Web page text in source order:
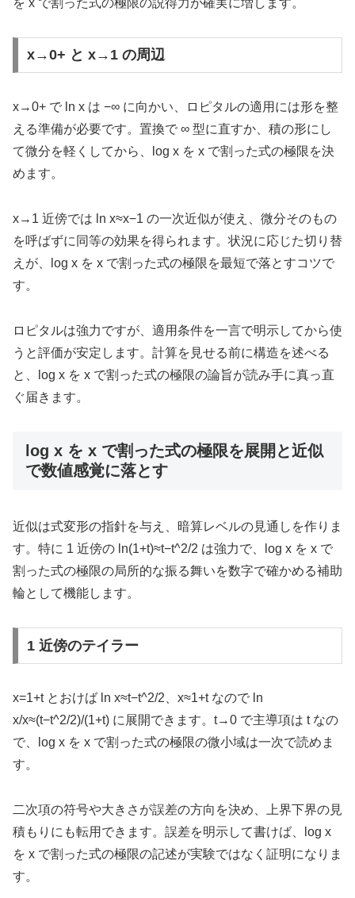
x→0+ と x→1 の周辺
x→0+ で ln x は −∞ に向かい、ロピタルの適用には形を整
える準備が必要です。置換で ∞ 型に直すか、積の形にし
て微分を軽くしてから、log x を x で割った式の極限を決
めます。
x→1 近傍では ln x≈x−1 の一次近似が使え、微分そのもの
を呼ばずに同等の効果を得られます。状況に応じた切り替
えが、log x を x で割った式の極限を最短で落とすコツで
す。
ロピタルは強力ですが、適用条件を一言で明示してから使
うと評価が安定します。計算を見せる前に構造を述べる
と、log x を x で割った式の極限の論旨が読み手に真っ直
ぐ届きます。
log x を x で割った式の極限を展開と近似
で数値感覚に落とす
近似は式変形の指針を与え、暗算レベルの見通しを作りま
す。特に 1 近傍の ln(1+t)≈t−t^2/2 は強力で、log x を x で
割った式の極限の局所的な振る舞いを数字で確かめる補助
輪として機能します。
1 近傍のテイラー
x=1+t とおけば ln x≈t−t^2/2、x≈1+t なので ln
x/x≈(t−t^2/2)/(1+t) に展開できます。t→0 で主導項は t なの
で、log x を x で割った式の極限の微小域は一次で読めま
す。
二次項の符号や大きさが誤差の方向を決め、上界下界の見
積もりにも転用できます。誤差を明示して書けば、log x
を x で割った式の極限の記述が実験ではなく証明になりま
す。